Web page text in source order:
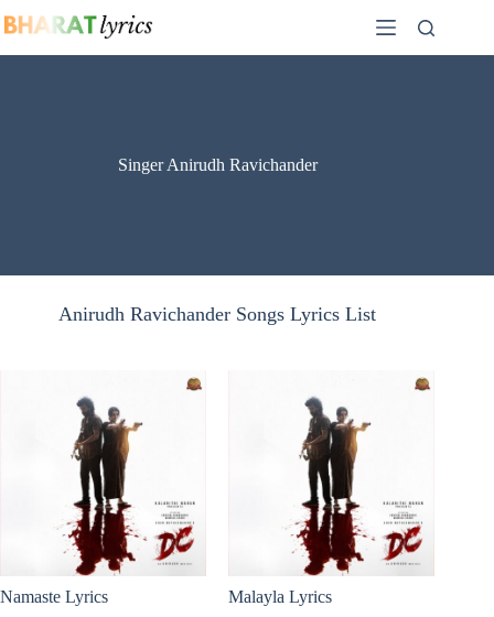
to
Singer Anirudh Ravichander
Anirudh Ravichander Songs Lyrics List
Namaste Lyrics
Malayla Lyrics